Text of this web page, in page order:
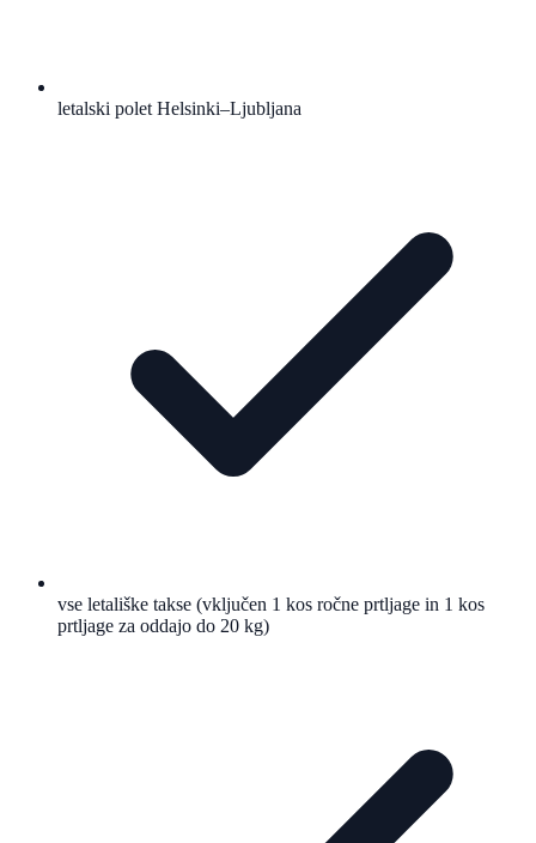
letalski polet Helsinki–Ljubljana
vse letališke takse (vključen 1 kos ročne prtljage in 1 kos
prtljage za oddajo do 20 kg)